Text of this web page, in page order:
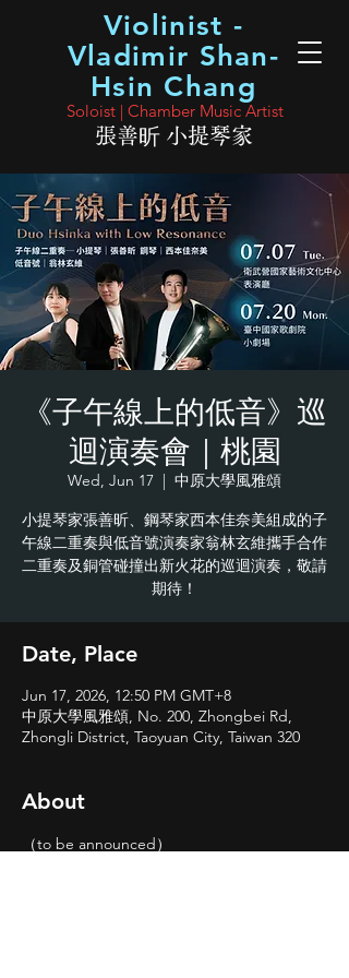
Soloist | Chamber Music Artist
張善昕 小提琴家
Violinist -
Vladimir Shan-
Hsin Chang
《子午線上的低音》巡
迴演奏會｜桃園
Wed, Jun 17
  |
中原大學風雅頌
小提琴家張善昕、鋼琴家西本佳奈美組成的子
午線二重奏與低音號演奏家翁林玄維攜手合作
二重奏及銅管碰撞出新火花的巡迴演奏，敬請
期待！
Date, Place
Jun 17, 2026, 12:50 PM GMT+8
中原大學風雅頌, No. 200, Zhongbei Rd,
Zhongli District, Taoyuan City, Taiwan 320
About
（to be announced）